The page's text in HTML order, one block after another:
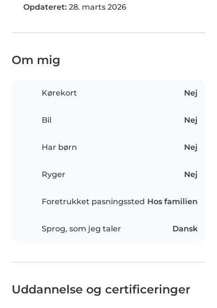
Opdateret: 28. marts 2026
Om mig
Kørekort Nej
Bil Nej
Har børn Nej
Ryger Nej
Foretrukket pasningssted Hos familien
Sprog, som jeg taler Dansk
Uddannelse og certificeringer